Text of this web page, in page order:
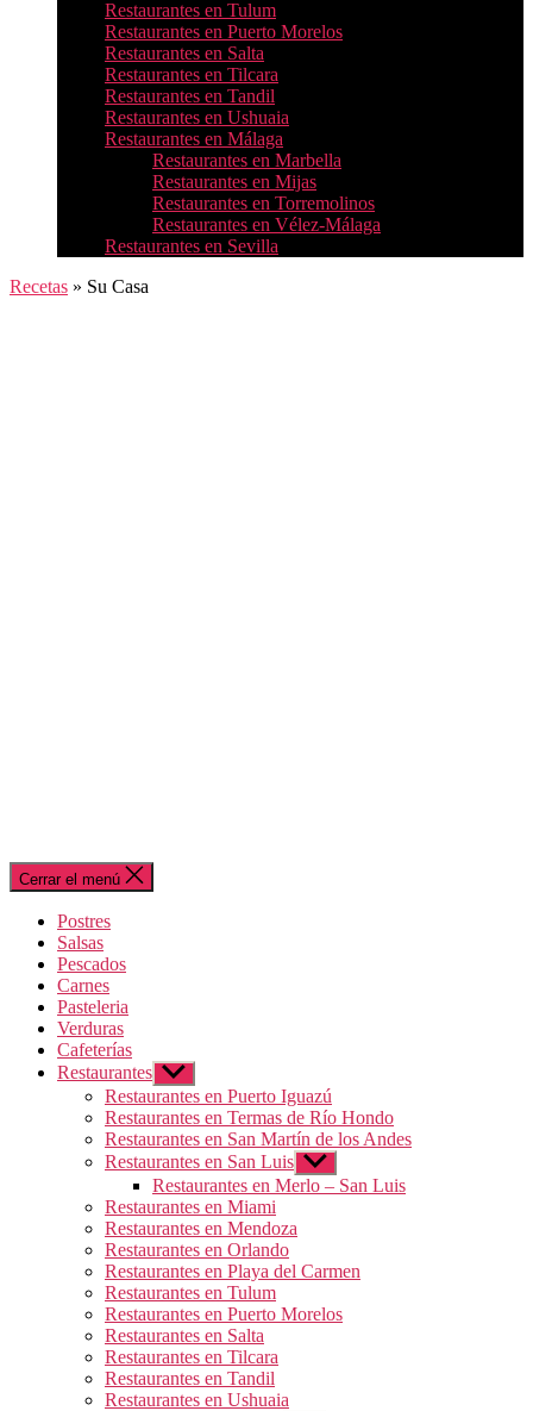
Restaurantes en Tulum
Restaurantes en Puerto Morelos
Restaurantes en Salta
Restaurantes en Tilcara
Restaurantes en Tandil
Restaurantes en Ushuaia
Restaurantes en Málaga
Restaurantes en Marbella
Restaurantes en Mijas
Restaurantes en Torremolinos
Restaurantes en Vélez-Málaga
Restaurantes en Sevilla
Recetas » Su Casa
Cerrar el menú
Postres
Salsas
Pescados
Carnes
Pasteleria
Verduras
Cafeterías
Restaurantes Mostrar
el
submenú
Restaurantes en Puerto Iguazú
Restaurantes en Termas de Río Hondo
Restaurantes en San Martín de los Andes
Restaurantes en San Luis Mostrar
el
submenú
Restaurantes en Merlo – San Luis
Restaurantes en Miami
Restaurantes en Mendoza
Restaurantes en Orlando
Restaurantes en Playa del Carmen
Restaurantes en Tulum
Restaurantes en Puerto Morelos
Restaurantes en Salta
Restaurantes en Tilcara
Restaurantes en Tandil
Restaurantes en Ushuaia